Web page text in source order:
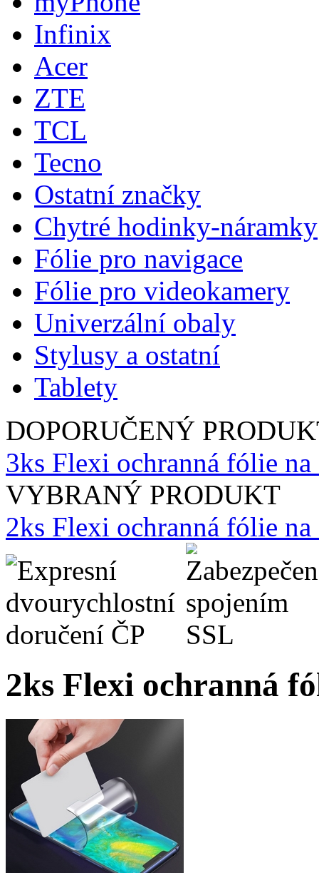
Infinix
Acer
ZTE
TCL
Tecno
Ostatní značky
Chytré hodinky-náramky
Fólie pro navigace
Fólie pro videokamery
Univerzální obaly
Stylusy a ostatní
Tablety
DOPORUČENÝ
3ks Flexi ochranná fólie
VYBRANÝ PRODUKT
2ks Flexi ochranná fólie
2ks Flexi ochranná